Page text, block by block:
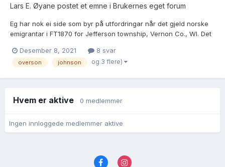
Lars E. Øyane postet et emne i Brukernes eget forum
Eg har nok ei side som byr på utfordringar når det gjeld norske
emigrantar i FT1870 for Jefferson township, Vernon Co., WI. Det
https://www.familysearch.org/ark:/61903/3:1:S3HT-6P89-5CV
Overson, Robert 36 farmer Nor Overson, Matilda 29 keeping ho...
Desember 8, 2021 8 svar
overson johnson og 3 flere)
Hvem er aktive 0 medlemmer
Ingen innloggede medlemmer aktive